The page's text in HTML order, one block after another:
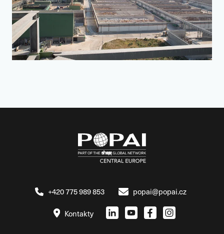
+420 775 989 853 popai@popai.cz
Kontakty